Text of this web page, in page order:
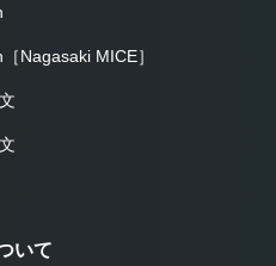
Nagasaki MICE］
いて